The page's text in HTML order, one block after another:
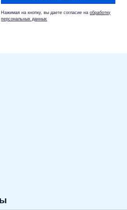
Нажимая на кнопку, вы даете согласие наобработку
персональных данных